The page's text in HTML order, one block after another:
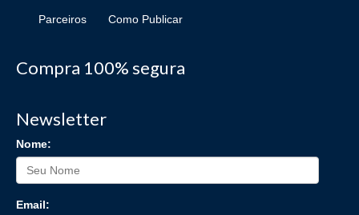
Parceiros Como Publicar
Compra 100% segura
Newsletter
Nome:
Email: